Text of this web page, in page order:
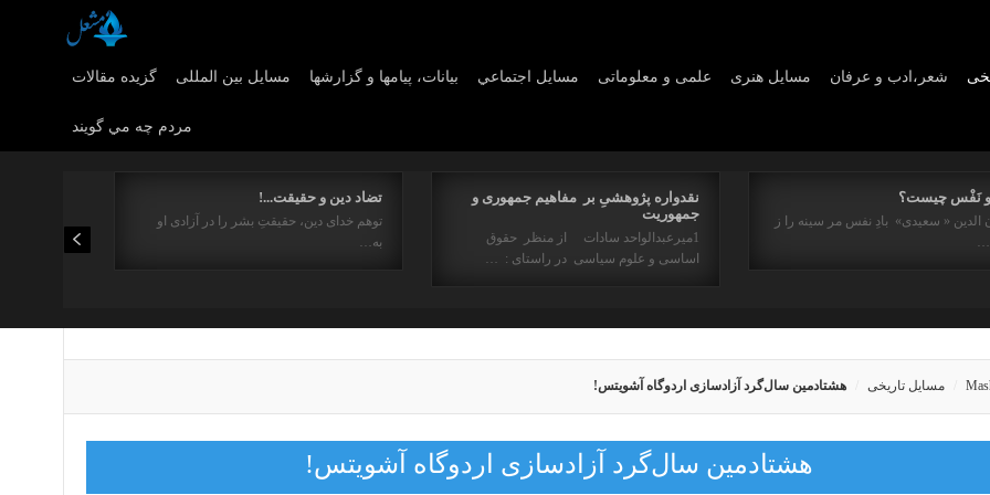
گزیده مقالات مسایل بین المللی بیانات، پیامها و گزارشها مسايل اجتماعي علمی و معلوماتی مسايل هنری شعر،ادب و عرفان
مردم چه مي گويند
تضاد دین و حقیقت...!
توهم خدای دین، حقیقتِ بشر را در آزادی او
به…
نقدواره پژوهشیِ بر مفاهیم جمهوری و
جمهوریت
1میرعبدالواحد سادات از منظر حقوق
اساسی و علوم سیاسی در راستای : …
و نَفْس چیست؟
الدین « سعیدی» بادِ نفس مر سینه را ز
مسایل تاریخی هشتادمین سال‌گرد آزادسازی اردوگاه آشویتس!
هشتادمین سال‌گرد آزادسازی اردوگاه آشویتس!